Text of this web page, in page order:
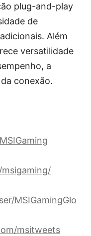
plug-and-play
de
Além
versatilidade
a
conexão.
MSIGamingGlo
msitweets